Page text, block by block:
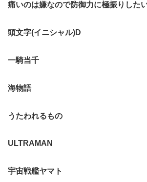
痛いのは嫌なので防御力に極振りした
頭文字(イニシャル)D
一騎当千
海物語
うたわれるもの
ULTRAMAN
宇宙戦艦ヤマト